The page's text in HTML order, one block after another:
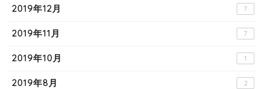
2019年12月 7
2019年11月 7
2019年10月 1
2019年8月 2